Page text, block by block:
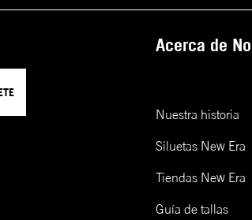
Acerca de
Nuestra historia
Siluetas New Era
Tiendas New Era
Guía de tallas